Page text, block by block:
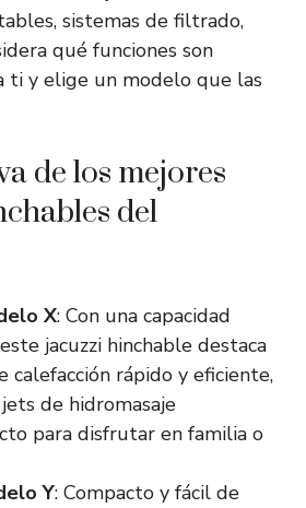
sistemas de filtrado,
qué funciones son
ti y elige un modelo que las
de los mejores
del
X: Con una capacidad
jacuzzi hinchable destaca
calefacción rápido y eficiente,
de hidromasaje
para disfrutar en familia o
Y: Compacto y fácil de